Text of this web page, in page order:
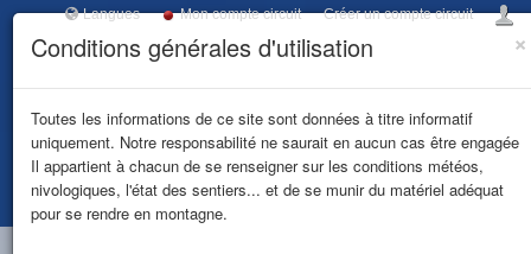
×
Conditions générales d'utilisation
Toutes les informations de ce site sont données à titre informatif
uniquement. Notre responsabilité ne saurait en aucun cas être engagée
Il appartient à chacun de se renseigner sur les conditions météos,
nivologiques, l'état des sentiers... et de se munir du matériel adéquat
pour se rendre en montagne.
Langues Mon compte circuit Créer un compte circuit
ITINERANCE
UBAYE
MERCANTOUR
Accueil Tous les refuges REFUGE DE LA VALMASQUE (FFCAM)